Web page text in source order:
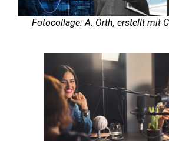
Fotocollage: A. Orth, erstellt mit